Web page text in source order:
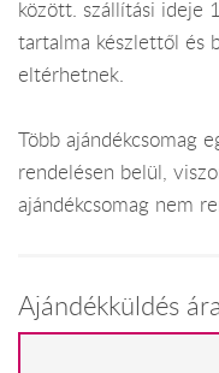
között. szállítási ideje
tartalma készlettől és
eltérhetnek.
Több ajándékcsomag
rendelésen belül,
ajándékcsomag nem
Ajándékküldés ára